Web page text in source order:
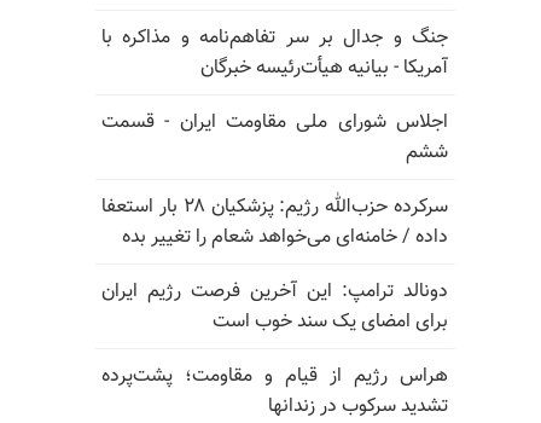
جنگ و جدال بر سر تفاهم‌نامه و مذاکره با
آمریکا - بیانیه هیأت‌رئیسه خبرگان
اجلاس شورای ملی مقاومت ایران - قسمت
ششم
سرکرده حزب‌الله رژیم: پزشکیان ۲۸ بار استعفا
داده / خامنه‌ای می‌خواهد شعام را تغییر بده
دونالد ترامپ: این آخرین فرصت رژیم ایران
برای امضای یک سند خوب است
هراس رژیم از قیام و مقاومت؛ پشت‌پرده
تشدید سرکوب در زندانها